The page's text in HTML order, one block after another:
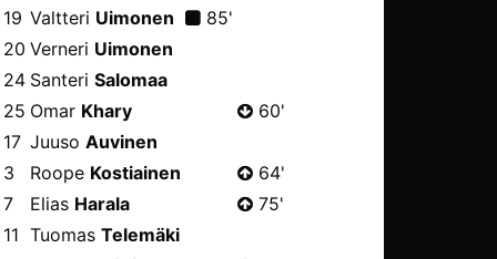
19 Valtteri Uimonen
85'
20 Verneri Uimonen
24 Santeri Salomaa
25 Omar Khary
60'
17 Juuso Auvinen
3
Roope Kostiainen
64'
7
Elias Harala
75'
11 Tuomas Telemäki